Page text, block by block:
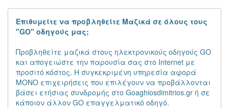
Επιθυμείτε να προβληθείτε Μαζικά σε όλους τους
"GO" οδηγούς μας;
Προβληθείτε μαζικά στους ηλεκτρονικούς οδηγούς GO
και απογειώστε την παρουσία σας στο Internet με
προσιτό κόστος. Η συγκεκριμένη υπηρεσία αφορά
ΜΟΝΟ επιχειρήσεις που επιλέγουν να προβάλλονται
βάσει ετήσιας συνδρομής στο Goaghiosdimitrios.gr ή σε
κάποιον άλλον GO επαγγελματικό οδηγό.